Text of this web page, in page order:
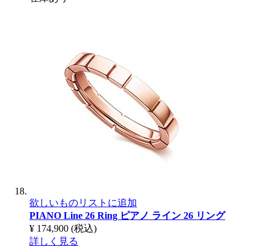
欲しいものリストに追加
PIANO Line 26 Ring ピアノ ライン 26 リング
¥ 174,900 (税込)
詳しく見る